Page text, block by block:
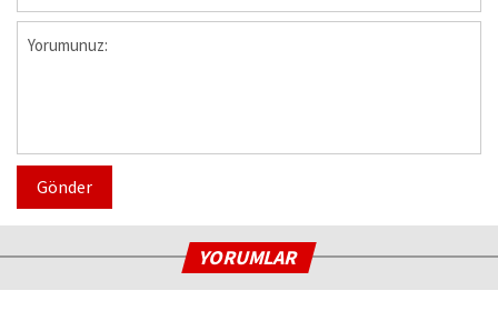
Gönder
YORUMLAR